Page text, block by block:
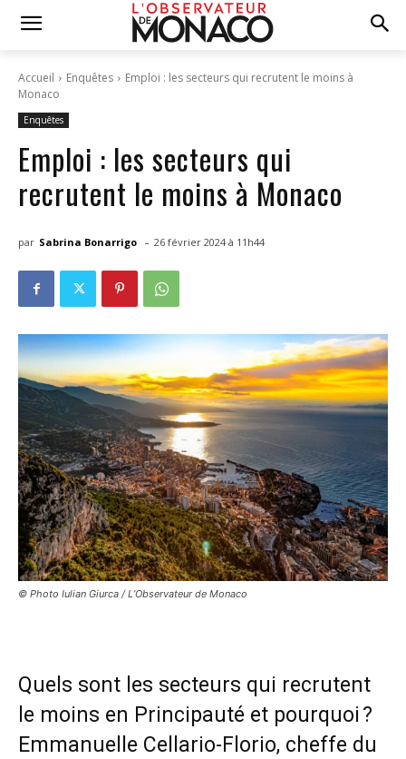
Accueil Enquêtes
Emploi : les secteurs qui recrutent le moins à
Monaco
Enquêtes
Emploi : les secteurs qui
recrutent le moins à Monaco
par Sabrina Bonarrigo - 26 février 2024 à 11h44
© Photo Iulian Giurca / L’Observateur de Monaco
Quels sont les secteurs qui recrutent
le moins en Principauté et pourquoi ?
Emmanuelle Cellario-Florio, cheffe du